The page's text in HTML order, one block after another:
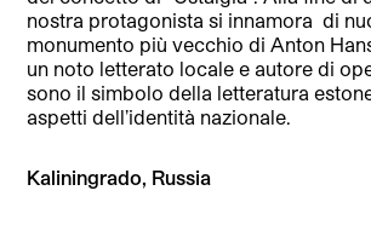
nostra protagonista si innamora di
monumento più vecchio di Anton
un noto letterato locale e autore di
sono il simbolo della letteratura
aspetti dell’identità nazionale.
Kaliningrado, Russia